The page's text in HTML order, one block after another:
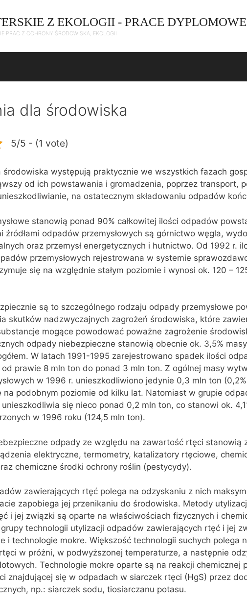
Z EKOLOGII - PRACE
PRAC Z OCHRONY ŚRODOWISKA, EKOLOGII
dla środowiska
5/5 - (1 vote)
środowiska występują praktycznie we wszystkich fazach
od ich powstawania i gromadzenia, poprzez transport,
na ostatecznym składowaniu odpadów
stanowią ponad 90% całkowitej ilości odpadów
źródłami odpadów przemysłowych są górnictwo węgla,
oraz przemysł energetycznych i hutnictwo. Od 1992 r.
przemysłowych rejestrowana w systemie
się na względnie stałym poziomie i wynosi ok. 120 –
są to szczególnego rodzaju odpady przemysłowe
skutków nadzwyczajnych zagrożeń środowiska, które
mogące powodować poważne zagrożenie
odpady niebezpieczne stanowią obecnie ok. 3,5%
W latach 1991-1995 zarejestrowano spadek ilości
prawie 8 mln ton do ponad 3 mln ton. Z ogólnej masy
w 1996 r. unieszkodliwiono jedynie 0,3 mln ton
na podobnym poziomie od kilku lat. Natomiast w grupie
się nieco ponad 0,2 mln ton, co stanowi ok.
w 1996 roku (124,5 mln ton).
odpady ze względu na zawartość rtęci stanowią
elektryczne, termometry, katalizatory rtęciowe,
chemiczne środki ochrony roślin (pestycydy).
zawierających rtęć polega na odzyskaniu z nich
zapobiega jej przenikaniu do środowiska. Metody
i jej związki są oparte na właściwościach fizycznych i
technologii utylizacji odpadów zawierających rtęć i jej
i technologie mokre. Większość technologii suchych polega
w próżni, w podwyższonej temperaturze, a następnie
Technologie mokre oparte są na reakcji chemicznej
znajdującej się w odpadach w siarczek rtęci (HgS) przez
np.: siarczek sodu, tiosiarczanu potasu.